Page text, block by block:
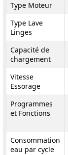
Type Moteur
Type Lave
Linges
Capacité de
chargement
Vitesse
Essorage
Programmes
et Fonctions
Consommation
eau par cycle